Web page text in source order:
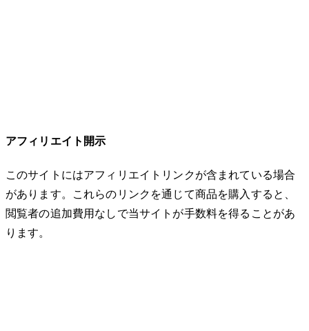
アフィリエイト開示
このサイトにはアフィリエイトリンクが含まれている場合
があります。これらのリンクを通じて商品を購入すると、
閲覧者の追加費用なしで当サイトが手数料を得ることがあ
ります。